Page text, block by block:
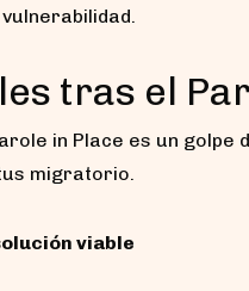
tras el
in Place es un
migratorio.
viable